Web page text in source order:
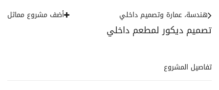
تصميم ديكور لمطعم داخلي
هندسة، عمارة وتصميم داخلي أضف مشروع مماثل
تفاصيل المشروع